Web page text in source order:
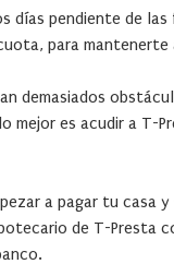
días pendiente de
para
demasiados
mejor es acudir a T-
a pagar tu casa
de T-Presta